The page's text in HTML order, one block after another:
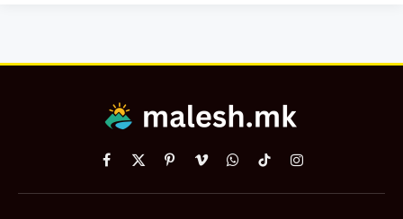
Facebook
X
PinterestVimeoWhatsApp
TikTokInstagram